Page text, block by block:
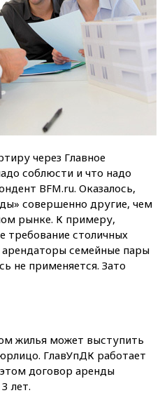
через Главное
соблюсти и что надо
BFM.ru. Оказалось,
совершенно другие, чем
рынке. К примеру,
требование столичных
семейные пары
не применяется. Зато
жилья может выступить
ГлавУпДК работает
договор аренды
лет.